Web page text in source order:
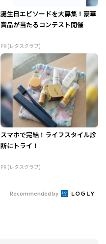
誕生日エピソードを大募集！豪華
賞品が当たるコンテスト開催
PR (レタスクラブ)
スマホで完結！ライフスタイル診
断にトライ！
PR (レタスクラブ)
Recommended by